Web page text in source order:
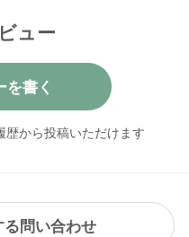
)＞
ださい。一般の洗濯機：
グしながら歯と歯ぐきを
てお使いください。
ュー
を書く
歴から投稿いただけます
問い合わせ